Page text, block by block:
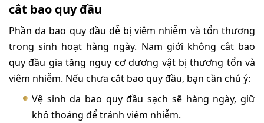
cắt bao quy đầu
Phần da bao quy đầu dễ bị viêm nhiễm và tổn thương
trong sinh hoạt hàng ngày. Nam giới không cắt bao
quy đầu gia tăng nguy cơ dương vật bị thương tổn và
viêm nhiễm. Nếu chưa cắt bao quy đầu, bạn cần chú ý:
Vệ sinh da bao quy đầu sạch sẽ hàng ngày, giữ
khô thoáng để tránh viêm nhiễm.